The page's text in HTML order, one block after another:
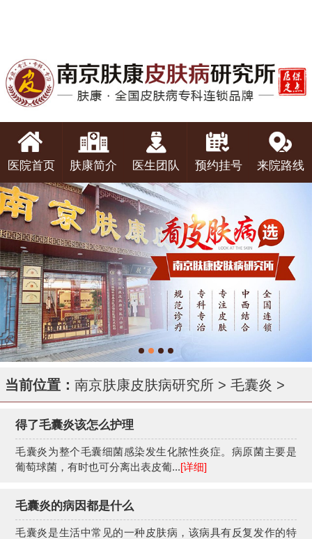
医院首页 肤康简介 医生团队 预约挂号 来院路线
当前位置： 南京肤康皮肤病研究所 > 毛囊炎 >
得了毛囊炎该怎么护理
毛囊炎为整个毛囊细菌感染发生化脓性炎症。病原菌主要是
葡萄球菌，有时也可分离出表皮葡...[详细]
毛囊炎的病因都是什么
毛囊炎是生活中常见的一种皮肤病，该病具有反复发作的特